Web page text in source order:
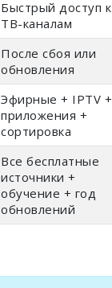
Быстрый доступ к
ТВ-каналам
После сбоя или
обновления
Эфирные + IPTV +
приложения +
сортировка
Все бесплатные
источники +
обучение + год
обновлений